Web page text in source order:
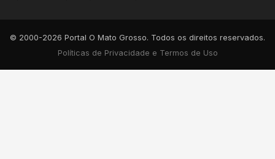
© 2000-2026 Portal O Mato Grosso. Todos os direitos reservados.
Políticas de Privacidade e Termos de Uso